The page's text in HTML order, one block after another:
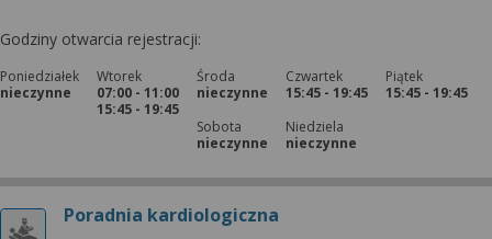
Godziny otwarcia rejestracji:
Poniedziałek
nieczynne
Wtorek
07:00 - 11:00
15:45 - 19:45
Środa
nieczynne
Czwartek
15:45 - 19:45
Piątek
15:45 - 19:45
Sobota
nieczynne
Niedziela
nieczynne
Poradnia kardiologiczna